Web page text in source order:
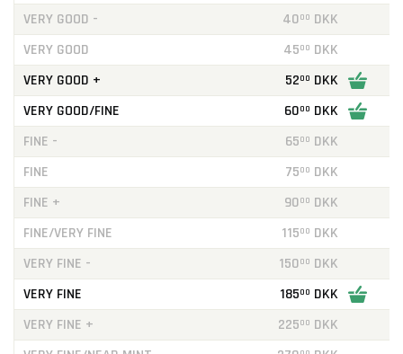
VERY GOOD -
4000 DKK
VERY GOOD
4500 DKK
VERY GOOD +
5200 DKK
VERY GOOD/FINE
6000 DKK
FINE -
6500 DKK
FINE
7500 DKK
FINE +
9000 DKK
FINE/VERY FINE
11500 DKK
VERY FINE -
15000 DKK
VERY FINE
18500 DKK
VERY FINE +
22500 DKK